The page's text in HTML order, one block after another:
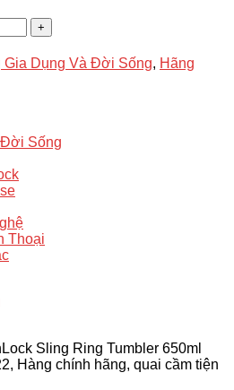
Gia Dụng Và Đời Sống, Hãng
Sống
Thoại
Sling Ring Tumbler 650ml
Hàng chính hãng, quai cầm tiện